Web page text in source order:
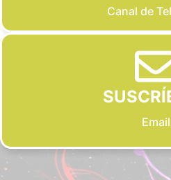
Canal de
Email